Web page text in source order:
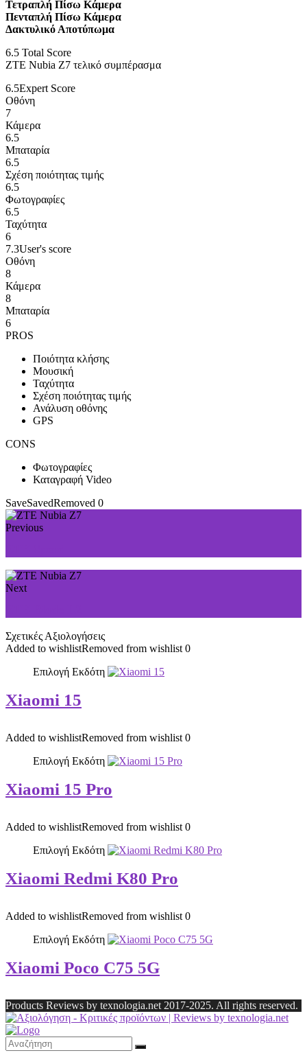
Τετραπλή Πίσω Κάμερα
Πενταπλή Πίσω Κάμερα
Δακτυλικό Αποτύπωμα
6.5 Total Score
ZTE Nubia Z7 τελικό συμπέρασμα
6.5Expert Score
Οθόνη
7
Κάμερα
6.5
Μπαταρία
6.5
Σχέση ποιότητας τιμής
6.5
Φωτογραφίες
6.5
Ταχύτητα
6
7.3User's score
Οθόνη
8
Κάμερα
8
Μπαταρία
6
PROS
Ποιότητα κλήσης
Μουσική
Ταχύτητα
Σχέση ποιότητας τιμής
Ανάλυση οθόνης
GPS
CONS
Φωτογραφίες
Καταγραφή Video
SaveSavedRemoved 0
Previous
Next
Σχετικές Αξιολογήσεις
Added to wishlistRemoved from wishlist 0
Επιλογή Εκδότη
Xiaomi 15
Added to wishlistRemoved from wishlist 0
Επιλογή Εκδότη
Xiaomi 15 Pro
Added to wishlistRemoved from wishlist 0
Επιλογή Εκδότη
Xiaomi Redmi K80 Pro
Added to wishlistRemoved from wishlist 0
Επιλογή Εκδότη
Xiaomi Poco C75 5G
Products Reviews by texnologia.net 2017-2025. All rights reserved.